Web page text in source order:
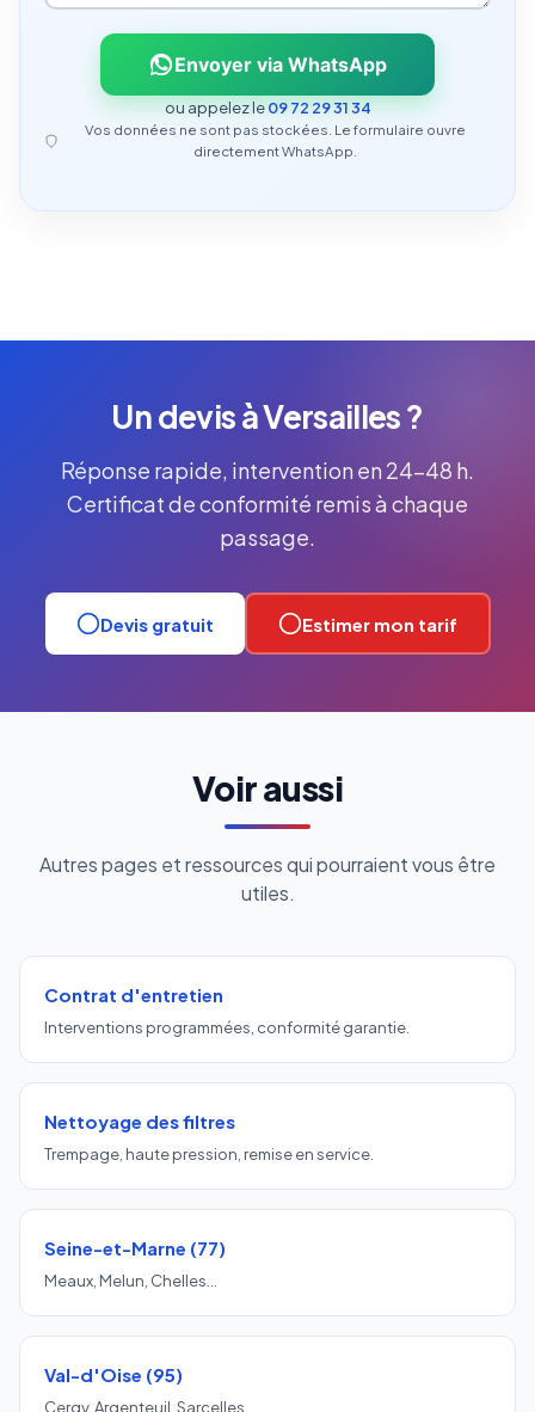
Envoyer via WhatsApp
ou appelez le09 72 29 31 34
Vos données ne sont pas stockées. Le formulaire ouvre
directement WhatsApp.
Un devis à Versailles ?
Réponse rapide, intervention en 24-48 h.
Certificat de conformité remis à chaque
passage.
Devis gratuit Estimer mon tarif
Voir aussi
Autres pages et ressources qui pourraient vous être
utiles.
Contrat d'entretien
Interventions programmées, conformité garantie.
Nettoyage des filtres
Trempage, haute pression, remise en service.
Seine-et-Marne (77)
Meaux, Melun, Chelles…
Val-d'Oise (95)
Cergy, Argenteuil, Sarcelles…